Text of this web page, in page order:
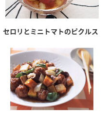
Fibee
ージアム）
いること
セロリとミニトマトのピクルス